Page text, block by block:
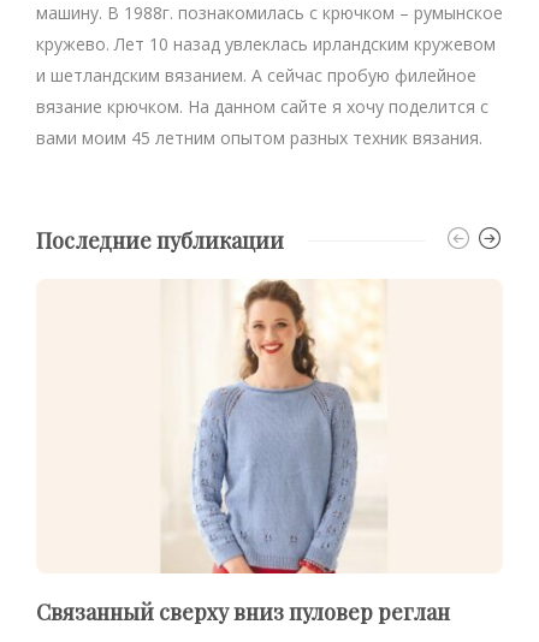
машину. В 1988г. познакомилась с крючком – румынское
кружево. Лет 10 назад увлеклась ирландским кружевом
и шетландским вязанием. А сейчас пробую филейное
вязание крючком. На данном сайте я хочу поделится с
вами моим 45 летним опытом разных техник вязания.
Последние публикации
Связанный сверху вниз пуловер реглан